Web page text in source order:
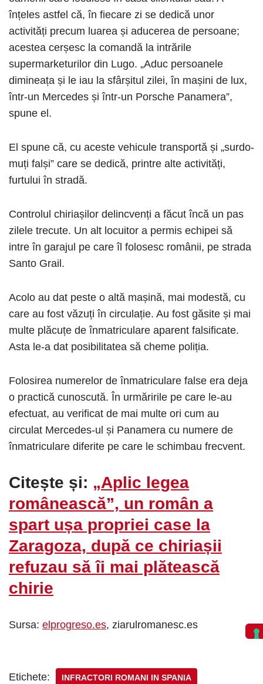
înțeles astfel că, în fiecare zi se dedică unor
activități precum luarea și aducerea de persoane;
acestea cerșesc la comandă la intrările
supermarketurilor din Lugo. „Aduc persoanele
dimineața și le iau la sfârșitul zilei, în mașini de lux,
într-un Mercedes și într-un Porsche Panamera”,
spune el.
El spune că, cu aceste vehicule transportă și „surdo-
muți falși” care se dedică, printre alte activități,
furtului în stradă.
Controlul chiriașilor delincvenți a făcut încă un pas
zilele trecute. Un alt locuitor a permis echipei să
intre în garajul pe care îl folosesc românii, pe strada
Santo Grail.
Acolo au dat peste o altă mașină, mai modestă, cu
care au fost văzuți în circulație. Au fost găsite și mai
multe plăcuțe de înmatriculare aparent falsificate.
Asta le-a dat posibilitatea să cheme poliția.
Folosirea numerelor de înmatriculare false era deja
o practică cunoscută. În urmăririle pe care le-au
efectuat, au verificat de mai multe ori cum au
circulat Mercedes-ul și Panamera cu numere de
înmatriculare diferite pe care le schimbau frecvent.
Citește și: „Aplic legea
românească”, un român a
spart ușa propriei case la
Zaragoza, după ce chiriașii
refuzau să îi mai plătească
chirie
Sursa: elprogreso.es, ziarulromanesc.es
Etichete: INFRACTORI ROMANI IN SPANIA